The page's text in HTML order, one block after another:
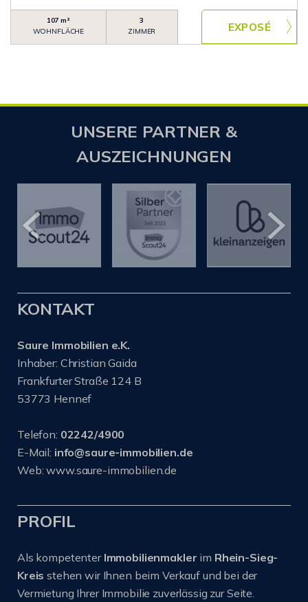
107 m²
WOHNFLÄCHE
3
ZIMMER
UNSERE PARTNER &
AUSZEICHNUNGEN
KONTAKT
Saure Immobilien e.K.
Inhaber: Christian Gaida
Frankfurter Straße 124 B
53773 Hennef
Telefon: 02242/4900
E-Mail: info@saure-immobilien.de
Web: www.saure-immobilien.de
PROFIL
Als kompetenter Immobilienmakler im Rhein-Sieg-
Kreisstehen wir Ihnen beim Verkauf und bei der
Vermietung Ihrer Immobilie zuverlässig zur Seite.